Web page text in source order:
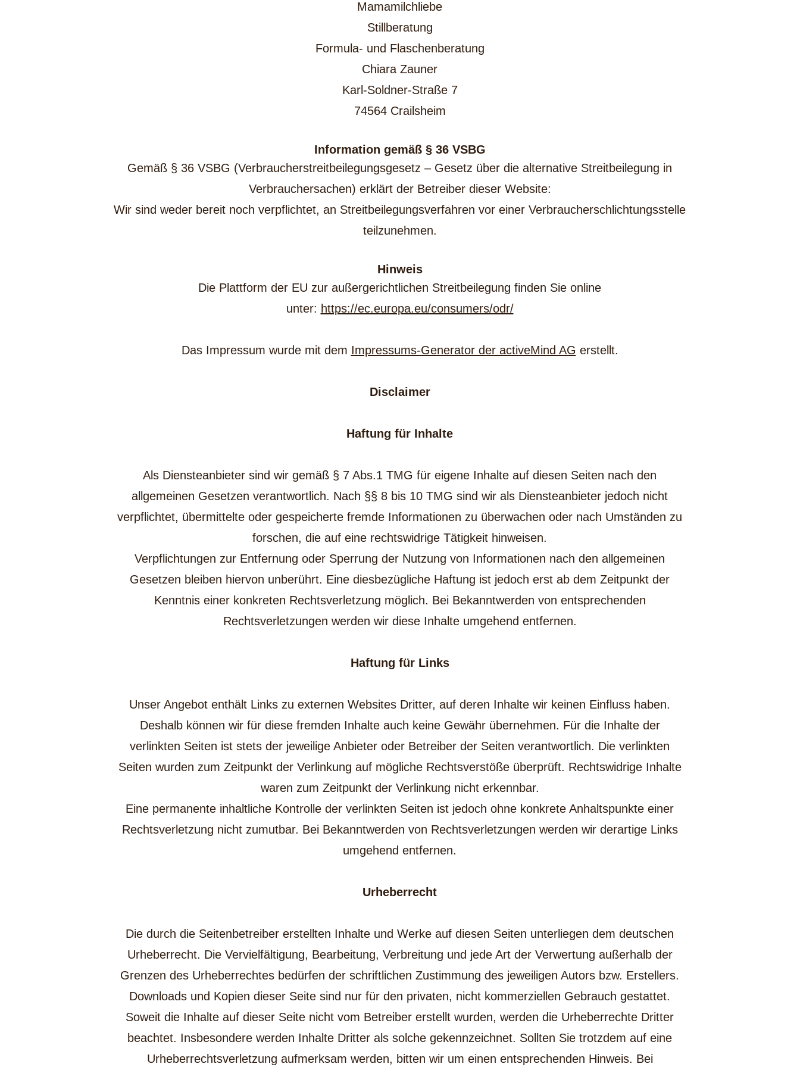
Mamamilchliebe
Stillberatung
Formula- und Flaschenberatung
Chiara Zauner
Karl-Soldner-Straße 7
74564 Crailsheim
Information gemäß § 36 VSBG
Gemäß § 36 VSBG (Verbraucherstreitbeilegungsgesetz – Gesetz über die alternative Streitbeilegung in
Verbrauchersachen) erklärt der Betreiber dieser Website:
Wir sind weder bereit noch verpflichtet, an Streitbeilegungsverfahren vor einer Verbraucherschlichtungsstelle
teilzunehmen.
Hinweis
Die Plattform der EU zur außergerichtlichen Streitbeilegung finden Sie online
unter: https://ec.europa.eu/consumers/odr/
Das Impressum wurde mit dem Impressums-Generator der activeMind AG erstellt.
Disclaimer
Haftung für Inhalte
Als Diensteanbieter sind wir gemäß § 7 Abs.1 TMG für eigene Inhalte auf diesen Seiten nach den
allgemeinen Gesetzen verantwortlich. Nach §§ 8 bis 10 TMG sind wir als Diensteanbieter jedoch nicht
verpflichtet, übermittelte oder gespeicherte fremde Informationen zu überwachen oder nach Umständen zu
forschen, die auf eine rechtswidrige Tätigkeit hinweisen.
Verpflichtungen zur Entfernung oder Sperrung der Nutzung von Informationen nach den allgemeinen
Gesetzen bleiben hiervon unberührt. Eine diesbezügliche Haftung ist jedoch erst ab dem Zeitpunkt der
Kenntnis einer konkreten Rechtsverletzung möglich. Bei Bekanntwerden von entsprechenden
Rechtsverletzungen werden wir diese Inhalte umgehend entfernen.
Haftung für Links
Unser Angebot enthält Links zu externen Websites Dritter, auf deren Inhalte wir keinen Einfluss haben.
Deshalb können wir für diese fremden Inhalte auch keine Gewähr übernehmen. Für die Inhalte der
verlinkten Seiten ist stets der jeweilige Anbieter oder Betreiber der Seiten verantwortlich. Die verlinkten
Seiten wurden zum Zeitpunkt der Verlinkung auf mögliche Rechtsverstöße überprüft. Rechtswidrige Inhalte
waren zum Zeitpunkt der Verlinkung nicht erkennbar.
Eine permanente inhaltliche Kontrolle der verlinkten Seiten ist jedoch ohne konkrete Anhaltspunkte einer
Rechtsverletzung nicht zumutbar. Bei Bekanntwerden von Rechtsverletzungen werden wir derartige Links
umgehend entfernen.
Urheberrecht
Die durch die Seitenbetreiber erstellten Inhalte und Werke auf diesen Seiten unterliegen dem deutschen
Urheberrecht. Die Vervielfältigung, Bearbeitung, Verbreitung und jede Art der Verwertung außerhalb der
Grenzen des Urheberrechtes bedürfen der schriftlichen Zustimmung des jeweiligen Autors bzw. Erstellers.
Downloads und Kopien dieser Seite sind nur für den privaten, nicht kommerziellen Gebrauch gestattet.
Soweit die Inhalte auf dieser Seite nicht vom Betreiber erstellt wurden, werden die Urheberrechte Dritter
beachtet. Insbesondere werden Inhalte Dritter als solche gekennzeichnet. Sollten Sie trotzdem auf eine
Urheberrechtsverletzung aufmerksam werden, bitten wir um einen entsprechenden Hinweis. Bei